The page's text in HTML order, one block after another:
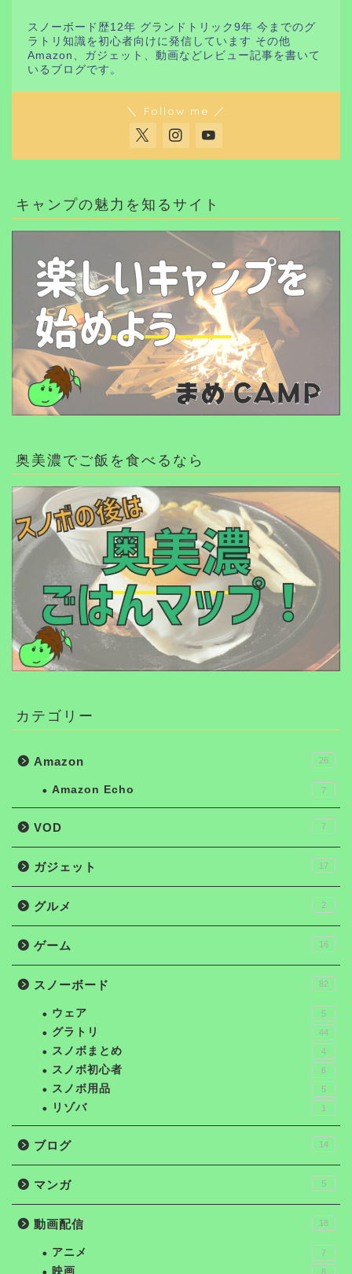
スノーボード歴12年 グランドトリック9年 今までのグ
ラトリ知識を初心者向けに発信しています その他
Amazon、ガジェット、動画などレビュー記事を書いて
いるブログです。
＼ Follow me ／
キャンプの魅力を知るサイト
奥美濃でご飯を食べるなら
カテゴリー
Amazon 26
Amazon Echo 7
VOD 7
ガジェット 17
グルメ 2
ゲーム 16
スノーボード 82
ウェア 5
グラトリ 44
スノボまとめ 4
スノボ初心者 6
スノボ用品 5
リゾバ 1
ブログ 14
マンガ 5
動画配信 18
アニメ 7
映画 8